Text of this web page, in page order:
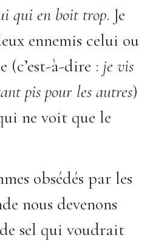
qui en boit trop. Je
ennemis celui ou
(c’est-à-dire : je vis
pis pour les autres)
ne voit que le
obsédés par les
nous devenons
sel qui voudrait